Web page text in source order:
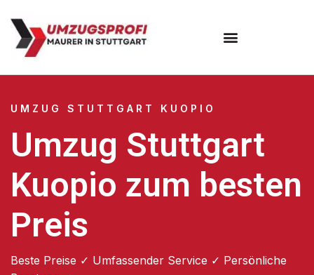
UMZUG STUTTGART KUOPIO
Umzug Stuttgart
Kuopio zum besten
Preis
Beste Preise ✓ Umfassender Service ✓ Persönliche